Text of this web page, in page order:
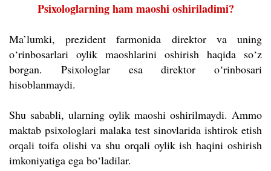
Psixologlarning ham maoshi oshiriladimi?
Ma’lumki, prezident farmonida direktor va uning
o‘rinbosarlari oylik maoshlarini oshirish haqida so‘z
borgan. Psixologlar esa direktor o‘rinbosari
hisoblanmaydi.
Shu sababli, ularning oylik maoshi oshirilmaydi. Ammo
maktab psixologlari malaka test sinovlarida ishtirok etish
orqali toifa olishi va shu orqali oylik ish haqini oshirish
imkoniyatiga ega bo‘ladilar.